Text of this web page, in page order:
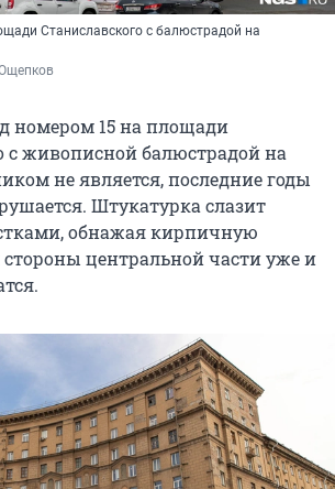
Станиславского с балюстрадой на
номером 15 на площади
с живописной балюстрадой на
не является, последние годы
Штукатурка слазит
обнажая кирпичную
стороны центральной части уже и